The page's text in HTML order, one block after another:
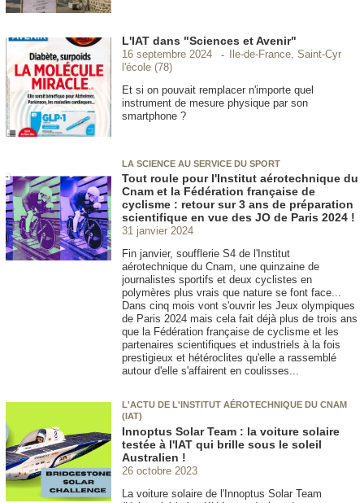
L'IAT dans "Sciences et Avenir"
16 septembre 2024
Ile-de-France, Saint-Cyr
l'école (78)
Et si on pouvait remplacer n'importe quel
instrument de mesure physique par son
smartphone ?
LA SCIENCE AU SERVICE DU SPORT
Tout roule pour l'Institut aérotechnique du
Cnam et la Fédération française de
cyclisme : retour sur 3 ans de préparation
scientifique en vue des JO de Paris 2024 !
31 janvier 2024
Fin janvier, soufflerie S4 de l'Institut
aérotechnique du Cnam, une quinzaine de
journalistes sportifs et deux cyclistes en
polymères plus vrais que nature se font face...
Dans cinq mois vont s'ouvrir les Jeux olympiques
de Paris 2024 mais cela fait déjà plus de trois ans
que la Fédération française de cyclisme et les
partenaires scientifiques et industriels à la fois
prestigieux et hétéroclites qu'elle a rassemblé
autour d'elle s'affairent en coulisses...
L'ACTU DE L'INSTITUT AÉROTECHNIQUE DU CNAM
(IAT)
Innoptus Solar Team : la voiture solaire
testée à l'IAT qui brille sous le soleil
Australien !
26 octobre 2023
La voiture solaire de l'Innoptus Solar Team